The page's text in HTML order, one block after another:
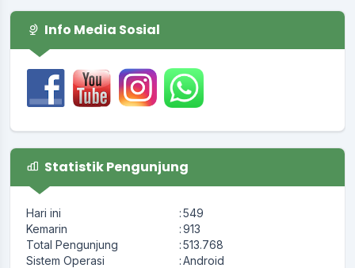
Info Media Sosial
Statistik Pengunjung
Hari ini :549
Kemarin
:913
Total Pengunjung
:513.768
Sistem Operasi
:Android